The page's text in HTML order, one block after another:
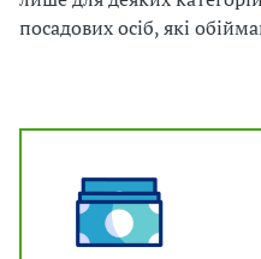
посадових осіб, які